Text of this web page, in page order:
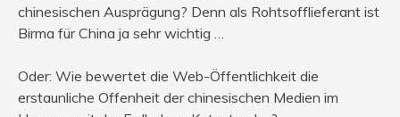
chinesischen Ausprägung? Denn als Rohtsofflieferant ist
Birma für China ja sehr wichtig …
Oder: Wie bewertet die Web-Öffentlichkeit die
erstaunliche Offenheit der chinesischen Medien im